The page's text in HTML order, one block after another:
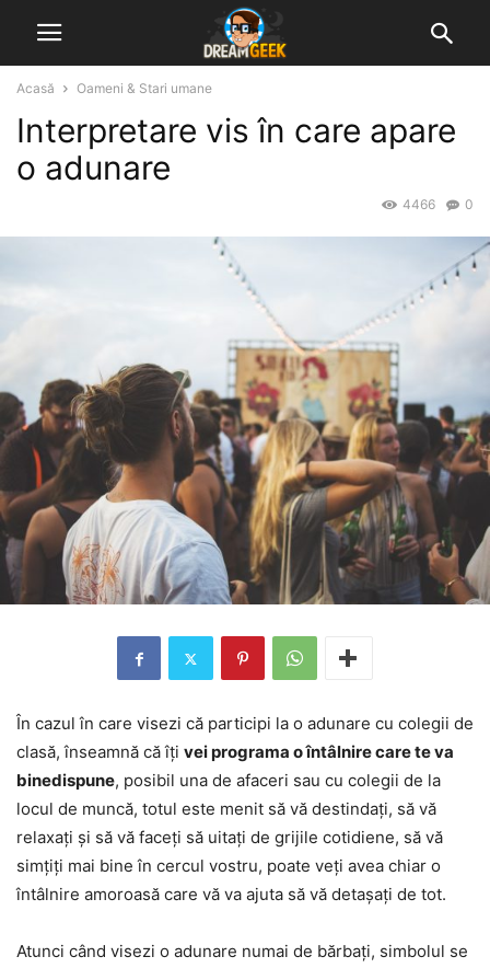
Acasă Oameni & Stari umane
Interpretare vis în care apare
o adunare
0
4466
În cazul în care visezi că participi la o adunare cu colegii de
clasă, înseamnă că îți vei programa o întâlnire care te va
binedispune, posibil una de afaceri sau cu colegii de la
locul de muncă, totul este menit să vă destindați, să vă
relaxați și să vă faceți să uitați de grijile cotidiene, să vă
simțiți mai bine în cercul vostru, poate veți avea chiar o
întâlnire amoroasă care vă va ajuta să vă detașați de tot.
Atunci când visezi o adunare numai de bărbați, simbolul se